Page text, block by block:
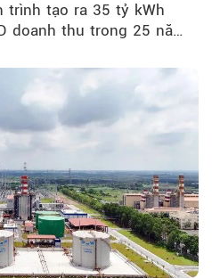
trình tạo ra 35 tỷ kWh
doanh thu trong 25 năm